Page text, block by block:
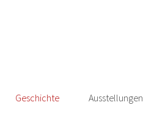
Geschichte Ausstellungen